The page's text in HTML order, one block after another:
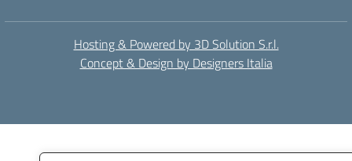
Hosting & Powered by 3D Solution S.r.l.
Concept & Design by Designers Italia